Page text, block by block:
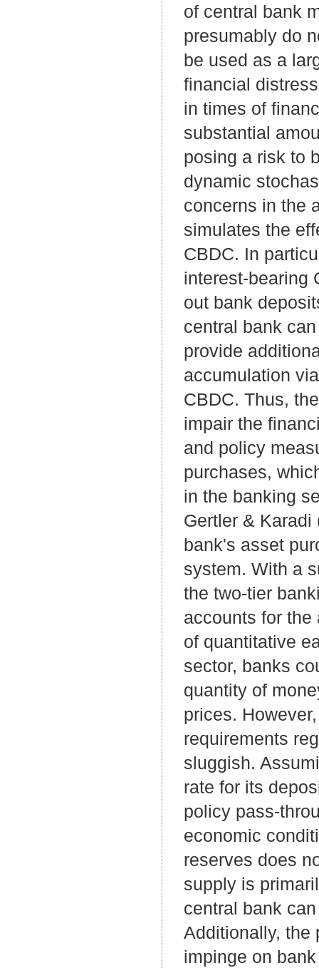
of central bank
presumably do
be used as a
financial
in times of
substantial
posing a risk to
dynamic
concerns in the
simulates the
CBDC. In
interest-bearing
out bank
central bank
provide
accumulation
CBDC. Thus,
impair the
and policy
purchases,
in the banking
Gertler &
bank's asset
system. With a
the two-tier
accounts for
of quantitative
sector, banks
quantity of
prices.
requirements
sluggish.
rate for its
policy pass-
economic
reserves does
supply is
central bank
Additionally, the
impinge on